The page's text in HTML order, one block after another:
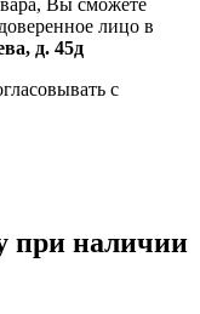
лицо в
д. 45д
с
при наличии